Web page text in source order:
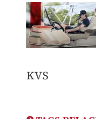
KVS